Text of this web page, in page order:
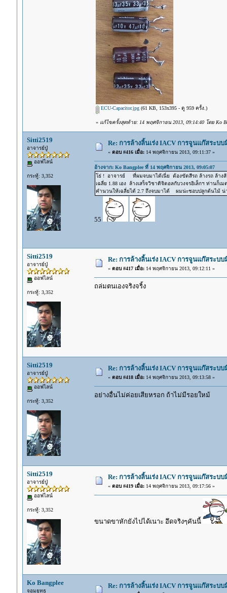
ECU-Capacitor.jpg(61 KB, 153x395 - ดู 959 ครั้ง.)
« แก้ไขครั้งสุดท้าย: 14 พฤศจิกายน 2013, 09:14:40 โดย Ko
Sitti2519
อาจารย์ปู่
ออฟไลน์
กระทู้: 3,352
Re: การล้างลิ้นเร่ง IACV การจูนแก๊สระ
« ตอบ #416 เมื่อ:14 พฤศจิกายน 2013, 09:11:37 »
อ้างจาก: Ko Bangplee ที่ 14 พฤศจิกายน 2013, 09:05:07
โธ่ ! อาจารย์ ที่ผมจบมาได้เนี่ย ต้องขัดสีรถ ล้างรถ ล้างส้
เฉลี่ย 1.88 เอง ล้างเสร็จวิชาดิจิตอลกับวงจรอิเล็กฯ ท่านก็เ
คำนวนให้เฉลี่ยได้ 2.7 ถึงจบมาได้ ผมน่ะชอบปลูกต้นไม้ น่
55
Sitti2519
อาจารย์ปู่
ออฟไลน์
กระทู้: 3,352
Re: การล้างลิ้นเร่ง IACV การจูนแก๊สระ
« ตอบ #417 เมื่อ:14 พฤศจิกายน 2013, 09:12:11 »
ถล่มตนเองจริงจริ้ง
Sitti2519
อาจารย์ปู่
ออฟไลน์
กระทู้: 3,352
Re: การล้างลิ้นเร่ง IACV การจูนแก๊สระ
« ตอบ #418 เมื่อ:14 พฤศจิกายน 2013, 09:13:58 »
อย่างอื่นไม่ค่อยเสียหรอก ถ้าไม่มีรอยใหม้
Sitti2519
อาจารย์ปู่
ออฟไลน์
กระทู้: 3,352
Re: การล้างลิ้นเร่ง IACV การจูนแก๊สระ
« ตอบ #419 เมื่อ:14 พฤศจิกายน 2013, 09:17:56 »
ขนาดขาหักยังไปได้เนาะ อึดจริงๆคันนี้
Ko Bangplee
จอมยุทธ
Re: การล้างลิ้นเร่ง IACV การจูนแก๊สระ